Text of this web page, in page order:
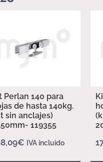
Perlan 140 para
de hasta 140kg.
sin anclajes)
119355
€ IVA incluido